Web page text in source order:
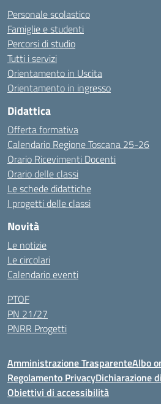
Personale scolastico
Famiglie e studenti
Percorsi di studio
Tutti i servizi
Orientamento in Uscita
Orientamento in ingresso
Didattica
Offerta formativa
Calendario Regione Toscana 25-26
Orario Ricevimenti Docenti
Orario delle classi
Le schede didattiche
I progetti delle classi
Novità
Le notizie
Le circolari
Calendario eventi
PTOF
PN 21/27
PNRR Progetti
Amministrazione TrasparenteAlbo
Regolamento PrivacyDichiarazione
Obiettivi di accessibilità